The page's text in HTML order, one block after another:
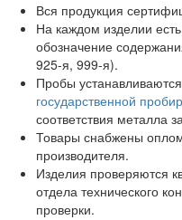
Вся продукция
На каждом изделии
обозначение
925-я, 999-я).
Пробы
государственной
соответствия металла
Товары снабжены
производителя.
Изделия проверяются
отдела технического
проверки.